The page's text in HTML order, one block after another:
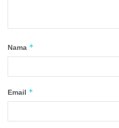
Nama *
Email *